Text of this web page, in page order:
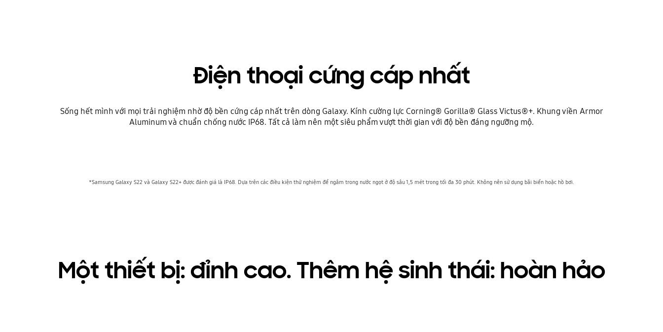
Điện thoại cứng cáp nhất
Sống hết mình với mọi trải nghiệm nhờ độ bền cứng cáp nhất trên dòng Galaxy. Kính cường lực Corning® Gorilla® Glass Victus®+. Khung viền Armor
Aluminum và chuẩn chống nước IP68. Tất cả làm nên một siêu phẩm vượt thời gian với độ bền đáng ngưỡng mộ.
*Samsung Galaxy S22 và Galaxy S22+ được đánh giá là IP68. Dựa trên các điều kiện thử nghiệm để ngâm trong nước ngọt ở độ sâu 1,5 mét trong tối đa 30 phút. Không nên sử dụng bãi biển hoặc hồ bơi.
Một thiết bị: đỉnh cao. Thêm hệ sinh thái: hoàn hảo